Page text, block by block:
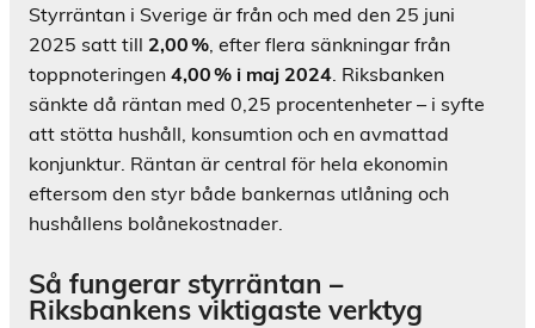
Styrräntan i Sverige är från och med den 25 juni
2025 satt till 2,00 % , efter flera sänkningar från
toppnoteringen 4,00 % i maj 2024 . Riksbanken
sänkte då räntan med 0,25 procentenheter – i syfte
att stötta hushåll, konsumtion och en avmattad
konjunktur. Räntan är central för hela ekonomin
eftersom den styr både bankernas utlåning och
hushållens bolånekostnader.
Så fungerar styrräntan –
Riksbankens viktigaste verktyg